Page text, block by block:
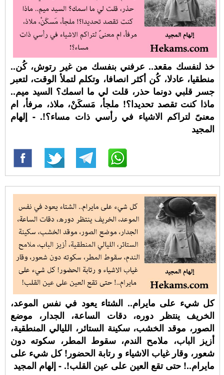
خذ لنفسك مقعد.. عرفني بنفسك من غير رتوش، كُن..
منطقيا، عادلا، كُن أكثر انصافا، وتكلم لتملأ الوقت، لتعبر
جسر قلبي دونما حذر، قلت لي ما اسمك؟ السيد ميم..
ماذا كنت تقصد تحديدا؟! ملجأ، مَسكَنْ، ملاذ، مرفأ، ام
معنىً لتراكم الاشياء في رأسي ذات مساء؟!. - إلهام
المجيد
كل شيء على مايرام.. الشتاء يعود في نفس الموعد،
الخريف ينتظر دوره، دقات الساعة، الجدار، موضع
الصور، موقد الخشب، سكينة الستائر، الليالي المنطقية،
أزيز الباب، ملامح الندم، سقوط المطر، سكوته دون
شعور، وقار غياب الاشياء و رتابة الحضور! كل شيء على
مايرام..! حتى تقع العين على عين القلب!. - إلهام المجيد